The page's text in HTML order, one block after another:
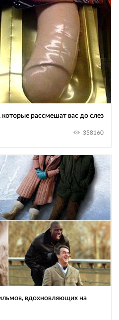
рассмешат вас до слез
358160
вдохновляющих на